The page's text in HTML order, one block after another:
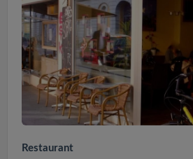
Restaurant